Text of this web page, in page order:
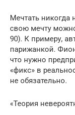
Мечтать никогда
свою мечту
90). К примеру,
парижанкой.
что нужно
«фикс» в
не обязательно.
«Теория